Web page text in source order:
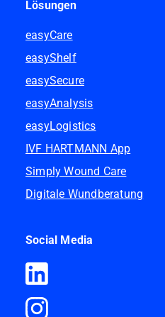
Lösungen
easyCare
easyShelf
easySecure
easyAnalysis
easyLogistics
IVF HARTMANN App
Simply Wound Care
Digitale Wundberatung
Social Media